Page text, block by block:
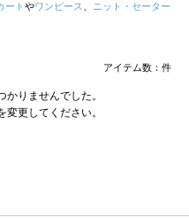
ート やワンピース
ニット・セーター
アイテム数： 件
りませんでした。
変更してください。